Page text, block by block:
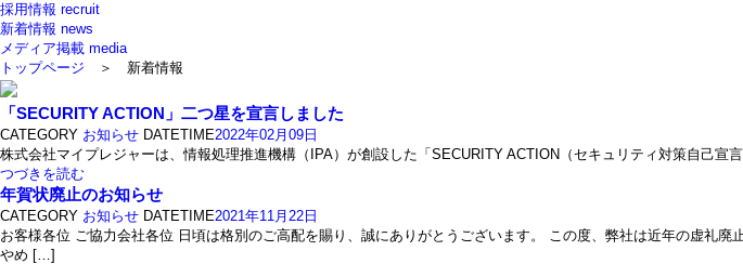
採用情報 recruit
新着情報 news
メディア掲載 media
トップページ ＞ 新着情報
「SECURITY ACTION」二つ星を宣言しました
CATEGORY お知らせ DATETIME2022年02月09日
株式会社マイプレジャーは、情報処理推進機構（IPA）が創設した「SECURITY ACTION（セキュリティ対策自己
つづきを読む
年賀状廃止のお知らせ
CATEGORY お知らせ DATETIME2021年11月22日
お客様各位 ご協力会社各位 日頃は格別のご高配を賜り、誠にありがとうございます。 この度、弊社は近年の虚礼
やめ […]